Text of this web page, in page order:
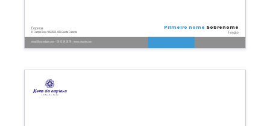
email@sociedade.com - 06 12 34 56 78 - www.seusite.com
Primeiro nome Sobrenome
Função
R Campo Bola 109 2525-555 Quinta Carocho
Empresa
Nome da empresa
Linha de base